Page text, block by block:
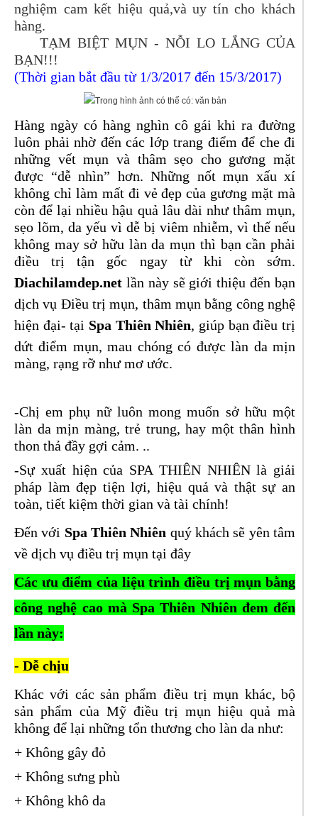
nghiệm cam kết hiệu quả,và uy tín cho khách
hàng.
TẠM BIỆT MỤN - NỖI LO LẮNG CỦA
BẠN!!!
(Thời gian bắt đầu từ 1/3/2017 đến 15/3/2017)
Hàng ngày có hàng nghìn cô gái khi ra đường
luôn phải nhờ đến các lớp trang điểm để che đi
những vết mụn và thâm sẹo cho gương mặt
được “dễ nhìn” hơn. Những nốt mụn xấu xí
không chỉ làm mất đi vẻ đẹp của gương mặt mà
còn để lại nhiều hậu quả lâu dài như thâm mụn,
sẹo lõm, da yếu vì dễ bị viêm nhiễm, vì thế nếu
không may sở hữu làn da mụn thì bạn cần phải
điều trị tận gốc ngay từ khi còn sớm.
Diachilamdep.net lần này sẽ giới thiệu đến bạn
dịch vụ Điều trị mụn, thâm mụn bằng công nghệ
hiện đại- tại Spa Thiên Nhiên, giúp bạn điều trị
dứt điểm mụn, mau chóng có được làn da mịn
màng, rạng rỡ như mơ ước.
-Chị em phụ nữ luôn mong muốn sở hữu một
làn da mịn màng, trẻ trung, hay một thân hình
thon thả đầy gợi cảm. ..
-Sự xuất hiện của SPA THIÊN NHIÊN là giải
pháp làm đẹp tiện lợi, hiệu quả và thật sự an
toàn, tiết kiệm thời gian và tài chính!
Đến với Spa Thiên Nhiên quý khách sẽ yên tâm
về dịch vụ điều trị mụn tại đây
Các ưu điểm của liệu trình điều trị mụn bằng
công nghệ cao mà Spa Thiên Nhiên đem đến
lần này:
- Dễ chịu
Khác với các sản phẩm điều trị mụn khác, bộ
sản phẩm của Mỹ điều trị mụn hiệu quả mà
không để lại những tổn thương cho làn da như:
+ Không gây đỏ
+ Không sưng phù
+ Không khô da